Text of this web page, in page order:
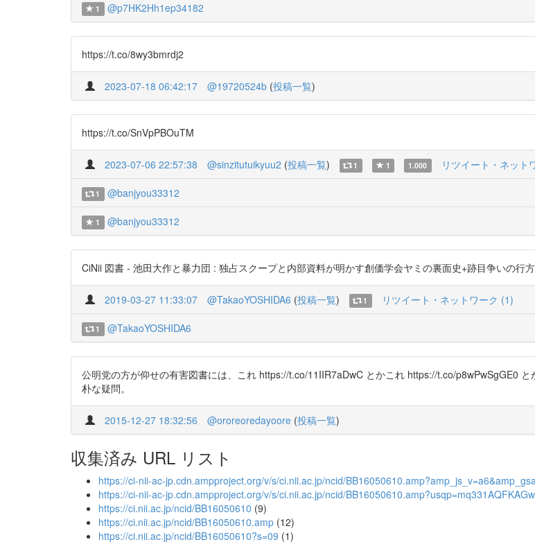
1 @p7HK2Hh1ep34182
https://t.co/8wy3bmrdj2
2023-07-18 06:42:17 @19720524b (投稿一覧)
https://t.co/SnVpPBOuTM
2023-07-06 22:57:38 @sinzitutuikyuu2 (投稿一覧) 1 1 1.000 リツイート・ネット
1 @banjyou33312
1 @banjyou33312
CiNii 図書 - 池田大作と暴力団 : 独占スクープと内部資料が明かす創価学会ヤミの裏面史+跡目争いの行
2019-03-27 11:33:07 @TakaoYOSHIDA6 (投稿一覧) 1 リツイート・ネットワーク (1)
1 @TakaoYOSHIDA6
公明党の方が仰せの有害図書には、これ https://t.co/11IIR7aDwC とかこれ https://t.co/p8wPwSgGE0
朴な疑問。
2015-12-27 18:32:56 @ororeoredayoore (投稿一覧)
収集済み URL リスト
https://ci-nii-ac-jp.cdn.ampproject.org/v/s/ci.nii.ac.jp/ncid/
https://ci-nii-ac-jp.cdn.ampproject.org/v/s/ci.nii.ac.jp/ncid/
https://ci.nii.ac.jp/ncid/BB16050610 (9)
https://ci.nii.ac.jp/ncid/BB16050610.amp (12)
https://ci.nii.ac.jp/ncid/BB16050610?s=09 (1)